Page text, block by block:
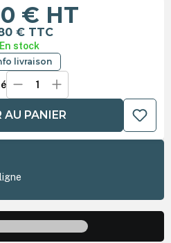
€ HT
€ TTC
En stock
livraison
AU PANIER